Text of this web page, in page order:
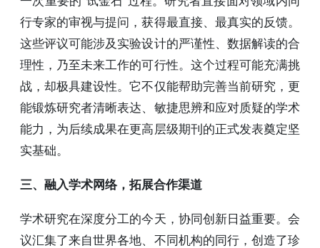
行专家的审视与提问，获得最直接、最真实的反馈。
这些评议可能涉及实验设计的严谨性、数据解读的合
理性，乃至未来工作的可行性。这个过程可能充满挑
战，却极具建设性。它不仅能帮助完善当前研究，更
能锻炼研究者清晰表达、敏捷思辨和应对质疑的学术
能力，为后续成果在更高层级期刊的正式发表奠定坚
实基础。
三、融入学术网络，拓展合作渠道
学术研究在深度分工的今天，协同创新日益重要。会
议汇集了来自世界各地、不同机构的同行，创造了珍